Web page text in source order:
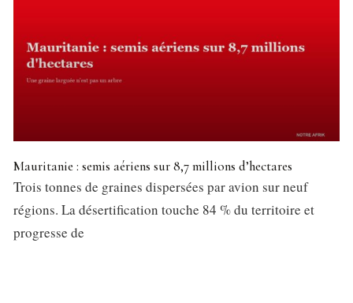
Mauritanie : semis aériens sur 8,7 millions d’hectares
Trois tonnes de graines dispersées par avion sur neuf
régions. La désertification touche 84 % du territoire et
progresse de